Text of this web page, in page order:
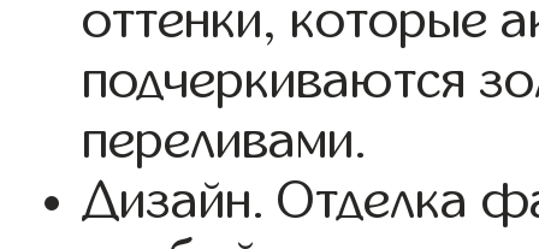
оттенки, которые
подчеркиваются
переливами.
Дизайн. Отделка